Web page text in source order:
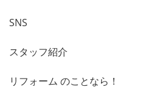
SNS
スタッフ紹介
リフォーム のことなら！